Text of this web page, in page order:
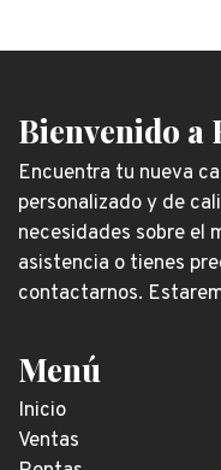
Bienvenido a
Encuentra tu nueva
personalizado y de
necesidades sobre el
asistencia o tienes
contactarnos.
Menú
Inicio
Ventas